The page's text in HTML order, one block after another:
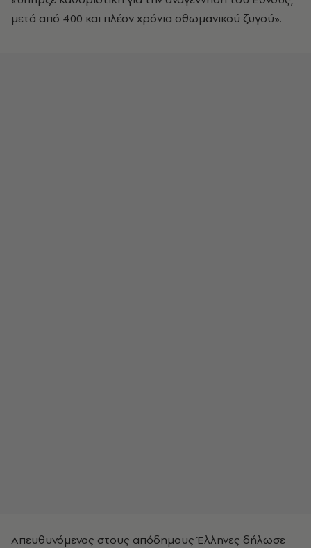
μετά από 400 και πλέον χρόνια οθωμανικού ζυγού».
Απευθυνόμενος στους απόδημους Έλληνες δήλωσε